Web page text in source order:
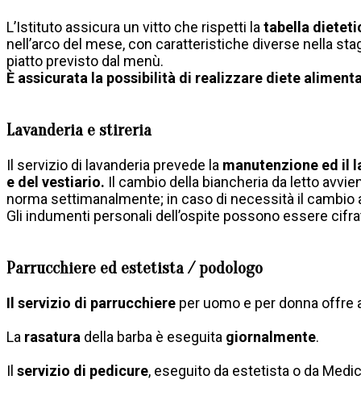
L’Istituto assicura un vitto che rispetti la tabella
nell’arco del mese, con caratteristiche diverse nella
piatto previsto dal menù.
È assicurata la possibilità di realizzare diete
Lavanderia e stireria
Il servizio di lavanderia prevede la manutenzione ed il
e del vestiario. Il cambio della biancheria da letto
norma settimanalmente; in caso di necessità il
Gli indumenti personali dell’ospite possono essere
Parrucchiere ed estetista / podologo
Il servizio di parrucchiere per uomo e per donna
La rasatura della barba è eseguita giornalmente.
Il servizio di pedicure, eseguito da estetista o da